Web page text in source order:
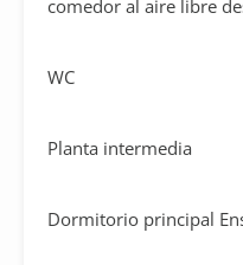
comedor al aire libre
WC
Planta intermedia
Dormitorio principal